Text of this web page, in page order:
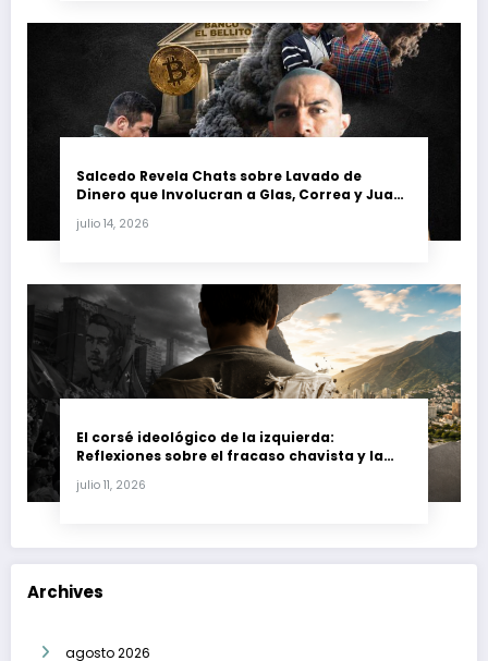
Salcedo Revela Chats sobre Lavado de
Dinero que Involucran a Glas, Correa y Juan
julio 14, 2026
El corsé ideológico de la izquierda:
Reflexiones sobre el fracaso chavista y la
julio 11, 2026
Archives
agosto 2026